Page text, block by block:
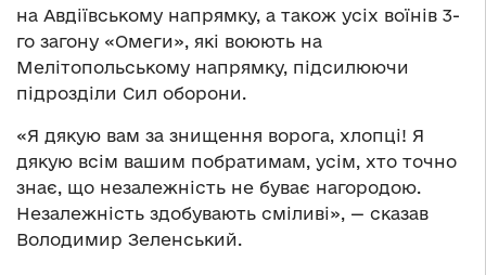
на Авдіївському напрямку, а також усіх воїнів 3-
го загону «Омеги», які воюють на
Мелітопольському напрямку, підсилюючи
підрозділи Сил оборони.
«Я дякую вам за знищення ворога, хлопці! Я
дякую всім вашим побратимам, усім, хто точно
знає, що незалежність не буває нагородою.
Незалежність здобувають сміливі», — сказав
Володимир Зеленський.